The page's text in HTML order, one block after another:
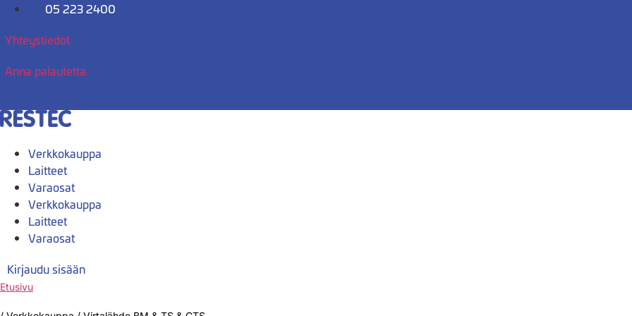
Mene
05 223 2400
Yhteystiedot
Anna palautetta
Verkkokauppa
Laitteet
Varaosat
Verkkokauppa
Laitteet
Varaosat
Kirjaudu sisään
Etusivu